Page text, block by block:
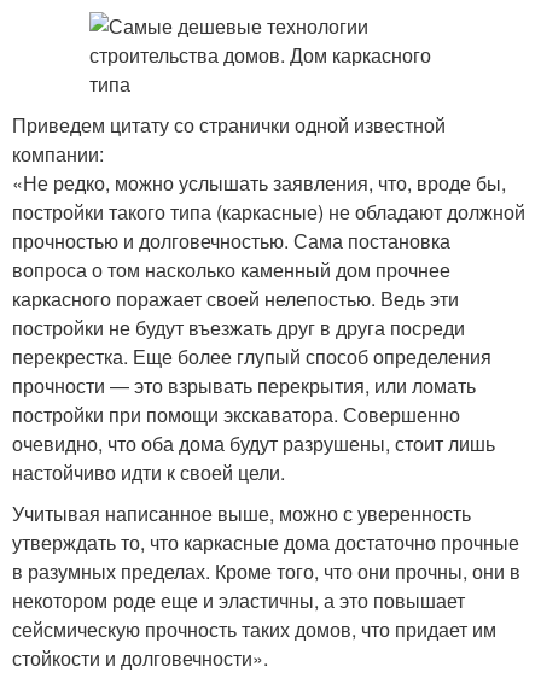
Приведем цитату со странички одной известной
компании:
«Не редко, можно услышать заявления, что, вроде бы,
постройки такого типа (каркасные) не обладают должной
прочностью и долговечностью. Сама постановка
вопроса о том насколько каменный дом прочнее
каркасного поражает своей нелепостью. Ведь эти
постройки не будут въезжать друг в друга посреди
перекрестка. Еще более глупый способ определения
прочности — это взрывать перекрытия, или ломать
постройки при помощи экскаватора. Совершенно
очевидно, что оба дома будут разрушены, стоит лишь
настойчиво идти к своей цели.
Учитывая написанное выше, можно с уверенность
утверждать то, что каркасные дома достаточно прочные
в разумных пределах. Кроме того, что они прочны, они в
некотором роде еще и эластичны, а это повышает
сейсмическую прочность таких домов, что придает им
стойкости и долговечности».